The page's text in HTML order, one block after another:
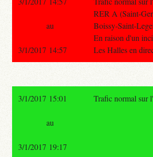
RER A (Saint-
Boissy-Saint-
En raison d'un
Les Halles en
au
3/1/2017 14:57
3/1/2017 15:01 Trafic normal sur
au
3/1/2017 19:17